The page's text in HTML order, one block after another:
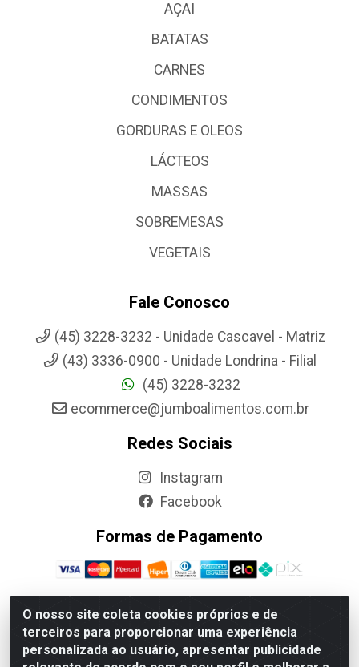
O nosso site coleta cookies próprios e de
terceiros para proporcionar uma experiência
personalizada ao usuário, apresentar publicidade
AÇAI
BATATAS
CARNES
CONDIMENTOS
GORDURAS E OLEOS
LÁCTEOS
MASSAS
SOBREMESAS
VEGETAIS
Fale Conosco
(45) 3228-3232 - Unidade Cascavel - Matriz
(43) 3336-0900 - Unidade Londrina - Filial
(45) 3228-3232
ecommerce@jumboalimentos.com.br
Redes Sociais
Instagram
Facebook
Formas de Pagamento
Jumbo Alimentos Cascavel - Matriz - Rua Itatiba Do Sul, 161 -
Santos Dumont, Cascavel-PR - CEP 85804-700- CNPJ